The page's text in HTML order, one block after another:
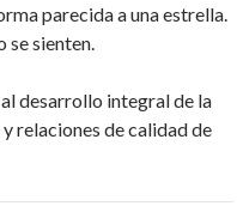
parecida a una estrella.
sienten.
desarrollo integral de la
relaciones de calidad de